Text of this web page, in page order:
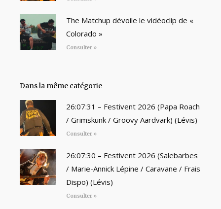
The Matchup dévoile le vidéoclip de «
Colorado »
Consulter »
Dans la même catégorie
26:07:31 – Festivent 2026 (Papa Roach
/ Grimskunk / Groovy Aardvark) (Lévis)
Consulter »
26:07:30 – Festivent 2026 (Salebarbes
/ Marie-Annick Lépine / Caravane / Frais
Dispo) (Lévis)
Consulter »